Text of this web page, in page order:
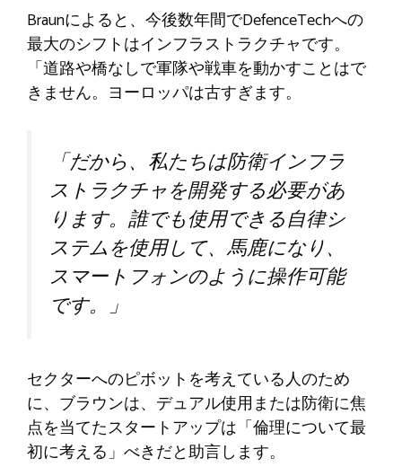
Braunによると、今後数年間でDefenceTechへの
最大のシフトはインフラストラクチャです。
「道路や橋なしで軍隊や戦車を動かすことはで
きません。ヨーロッパは古すぎます。
「だから、私たちは防衛インフラ
ストラクチャを開発する必要があ
ります。誰でも使用できる自律シ
ステムを使用して、馬鹿になり、
スマートフォンのように操作可能
です。」
セクターへのピボットを考えている人のため
に、ブラウンは、デュアル使用または防衛に焦
点を当てたスタートアップは「倫理について最
初に考える」べきだと助言します。